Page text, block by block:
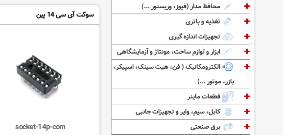
سوکت آی سی 14 پین
socket-14p-com
محافظ مدار (فیوز، وریستور ...)
تغذیه و باتری
تجهیزات اندازه گیری
ابزار و لوازم ساخت، مونتاژ و آزمایشگاهی
الکترومکانیک ( فن، هیت سینک، اسپیکر،
بازر، موتور ...)
قطعات ماینر
کابل، سیم، وایر و تجهیزات جانبی
برق صنعتی